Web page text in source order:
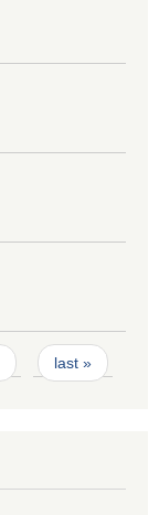
last »